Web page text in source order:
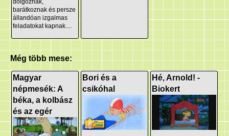
dolgoznak,
barátkoznak és persze
állandóan izgalmas
feladatokat kapnak....
Még több mese:
Magyar
népmesék: A
béka, a kolbász
és az egér
Bori és a
csikóhal
Hé, Arnold! -
Biokert